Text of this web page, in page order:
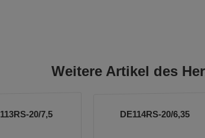
Weitere Artikel des
20/7,5 DE114RS-20/6,35